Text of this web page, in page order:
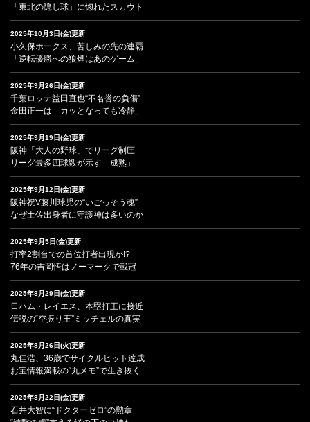
「東北の隠し球」に惚れたスカウト
2025年10月3日(金)更新
小久保ホークス、苦しみの先の連覇
「逆転優勝への狼煙はあのゲーム」
2025年9月26日(金)更新
千葉ロッテ益田直也“不名誉の負傷”
金田正一は「カッとなっても冷静」
2025年9月19日(金)更新
阪神「大人の野球」でリーグ制圧
リーグ最多四球数が示す「成熟」
2025年9月12日(金)更新
阪神祝V藤川球児の“いごっそう魂”
なぜ土佐出身者に守護神は多いのか
2025年9月5日(金)更新
打率2割台での首位打者出現か!?
76年の吉岡悟はノーマークで載冠
2025年8月29日(金)更新
日ハム・レイエス、本塁打王に接近
伝説の“空振り王”ミッチェルの真実
2025年8月26日(火)更新
丸佳浩、36歳でサイクルヒット達成
お宝情報満載の“丸メモ”で生き抜く
2025年8月22日(金)更新
石井大智に“ドクターゼロ”の勲章